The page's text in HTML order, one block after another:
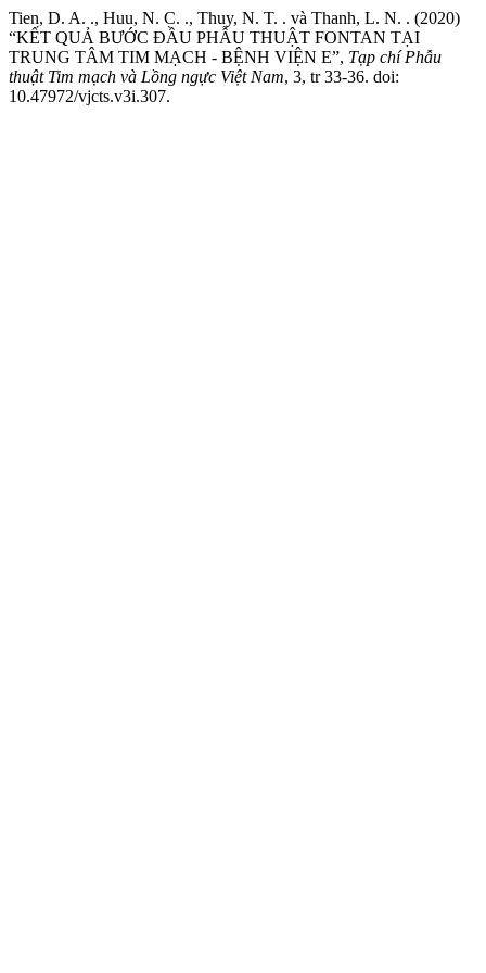
Tien, D. A. ., Huu, N. C. ., Thuy, N. T. . và Thanh, L. N. . (2020)
“KẾT QUẢ BƯỚC ĐẦU PHẪU THUẬT FONTAN TẠI
TRUNG TÂM TIM MẠCH - BỆNH VIỆN E”, Tạp chí Phẫu
thuật Tim mạch và Lồng ngực Việt Nam, 3, tr 33-36. doi:
10.47972/vjcts.v3i.307.